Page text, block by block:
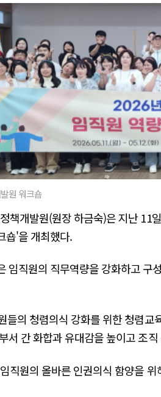
원 워크숍
책개발원(원장 하금숙)은 지난 11
숍'을 개최했다.
임직원의 직무역량을 강화하고 구
들의 청렴의식 강화를 위한 청렴
서 간 화합과 유대감을 높이고 조
직원의 올바른 인권의식 함양을